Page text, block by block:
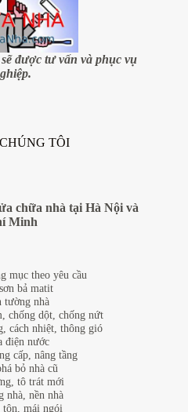
được tư vấn và phục vụ
TÔI
chữa nhà tại Hà Nội và
Minh
mục theo yêu cầu
bả matit
tường nhà
chống dột, chống nứt
cách nhiệt, thông gió
điện nước
cấp, nâng tầng
bỏ nhà cũ
tô trát mới
nhà, nền nhà
tôn, mái ngói